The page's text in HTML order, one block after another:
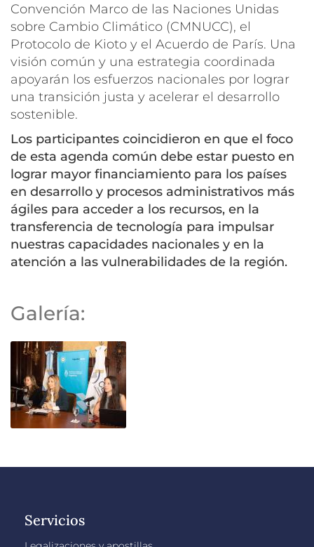
Convención Marco de las Naciones Unidas
sobre Cambio Climático (CMNUCC), el
Protocolo de Kioto y el Acuerdo de París. Una
visión común y una estrategia coordinada
apoyarán los esfuerzos nacionales por lograr
una transición justa y acelerar el desarrollo
sostenible.
Los participantes coincidieron en que el foco
de esta agenda común debe estar puesto en
lograr mayor financiamiento para los países
en desarrollo y procesos administrativos más
ágiles para acceder a los recursos, en la
transferencia de tecnología para impulsar
nuestras capacidades nacionales y en la
atención a las vulnerabilidades de la región.
Galería:
Servicios